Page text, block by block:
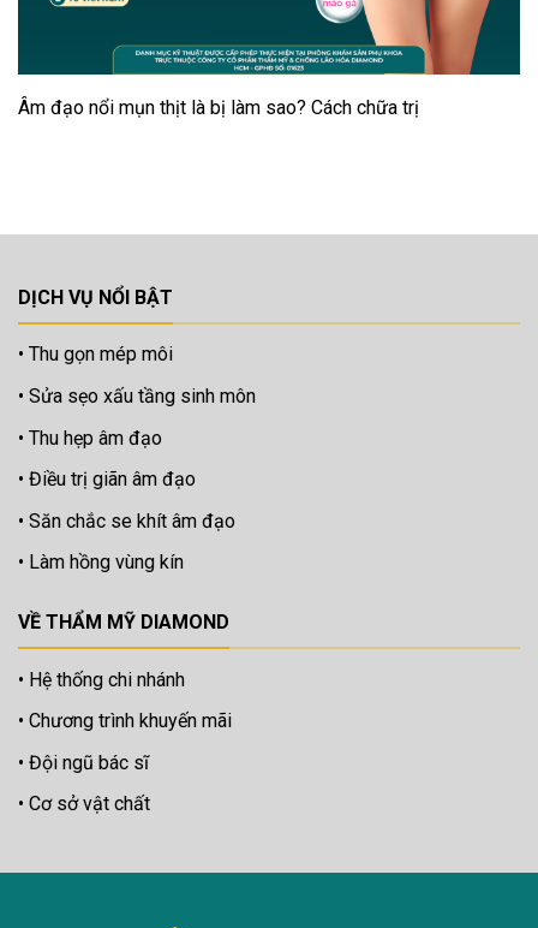
Âm đạo nổi mụn thịt là bị làm sao? Cách chữa trị
DỊCH VỤ NỔI BẬT
Thu gọn mép môi
Sửa sẹo xấu tầng sinh môn
Thu hẹp âm đạo
Điều trị giãn âm đạo
Săn chắc se khít âm đạo
Làm hồng vùng kín
VỀ THẨM MỸ DIAMOND
Hệ thống chi nhánh
Chương trình khuyến mãi
Đội ngũ bác sĩ
Cơ sở vật chất